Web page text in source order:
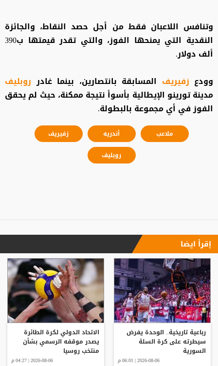
وتنافس اللاعبان فقط من أجل حصد النقاط، والجائزة
النقدية التي يمنحها الفوز، والتي تقدر قيمتها ب390
ألف دولار.
وودع زفيريف المسابقة بانتصارين، بينما غادرروبليف
مدينة تورينو الإيطالية بأسوأ نتيجة ممكنة، حيث لم يحقق
الفوز في أي مجموعة بالبطولة.
ملاعب أندريه
زفيريف
روبليف
إقرأ ايضا
رباعية تاريخية.. الوحدة يفرض
سيطرته على كرة السلة
السورية
2026-08-06 | 06:01 م
الاتحاد الدولي لكرة الطائرة
يصدر موقفه الرسمي بشأن
منتخب روسيا
2026-08-06 | 04:27 م